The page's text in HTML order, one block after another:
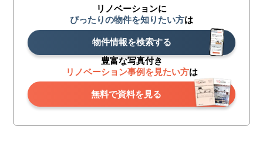
リノベーションに
ぴったりの物件を知りたい方は
物件情報を検索する
豊富な写真付き
リノベーション事例を見たい方は
無料で資料を見る